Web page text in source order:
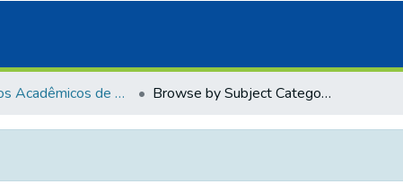
Trabalhos Acadêmicos de Pós-Graduação Browse by Subject Category